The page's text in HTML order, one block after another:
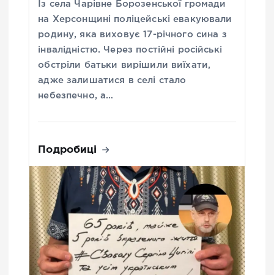
Із села Чарівне Борозенської громади
на Херсонщині поліцейські евакуювали
родину, яка виховує 17-річного сина з
інвалідністю. Через постійні російські
обстріли батьки вирішили виїхати,
адже залишатися в селі стало
небезпечно, а…
Подробиці